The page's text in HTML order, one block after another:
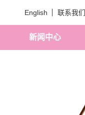
English 联系我们
新闻中心